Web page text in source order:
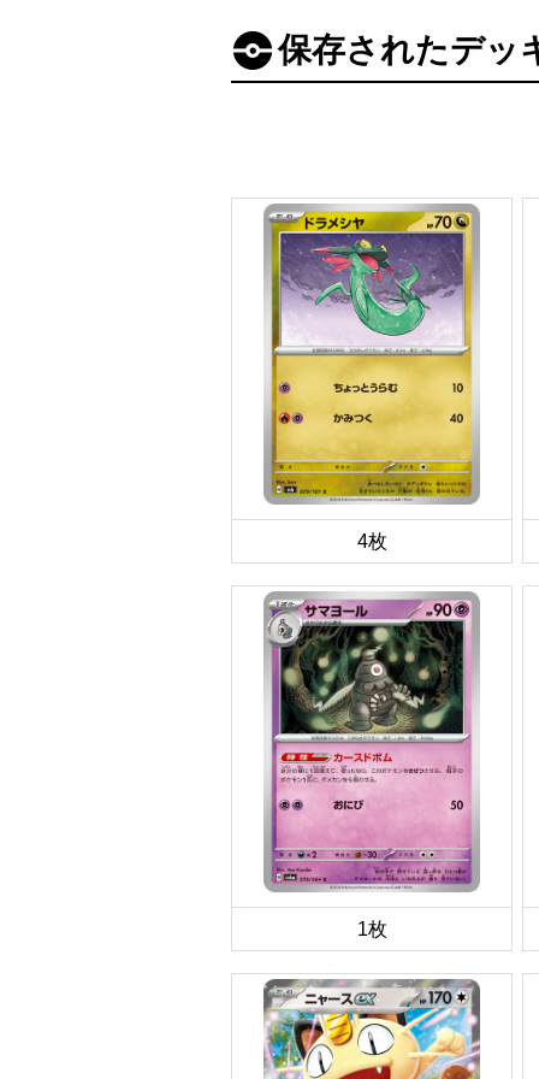
保存されたデッ
4枚
1枚